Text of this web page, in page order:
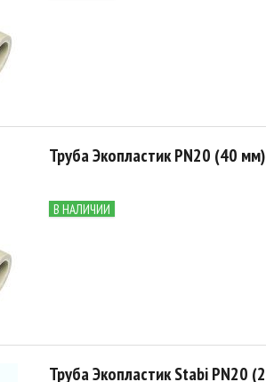
Труба Экопластик PN20 (40
В НАЛИЧИИ
Труба Экопластик Stabi PN20